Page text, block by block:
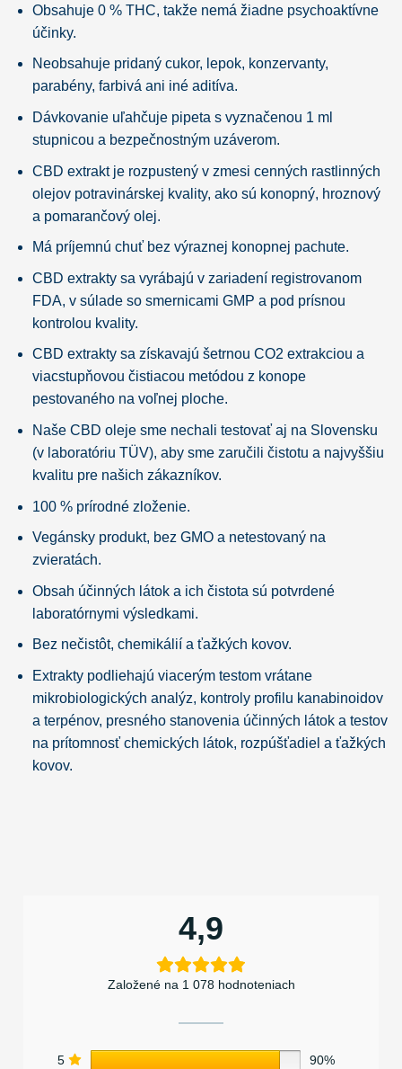
Obsahuje 0 % THC, takže nemá žiadne psychoaktívne
účinky.
Neobsahuje pridaný cukor, lepok, konzervanty,
parabény, farbivá ani iné aditíva.
Dávkovanie uľahčuje pipeta s vyznačenou 1 ml
stupnicou a bezpečnostným uzáverom.
CBD extrakt je rozpustený v zmesi cenných rastlinných
olejov potravinárskej kvality, ako sú konopný, hroznový
a pomarančový olej.
Má príjemnú chuť bez výraznej konopnej pachute.
CBD extrakty sa vyrábajú v zariadení registrovanom
FDA, v súlade so smernicami GMP a pod prísnou
kontrolou kvality.
CBD extrakty sa získavajú šetrnou CO2 extrakciou a
viacstupňovou čistiacou metódou z konope
pestovaného na voľnej ploche.
Naše CBD oleje sme nechali testovať aj na Slovensku
(v laboratóriu TÜV), aby sme zaručili čistotu a najvyššiu
kvalitu pre našich zákazníkov.
100 % prírodné zloženie.
Vegánsky produkt, bez GMO a netestovaný na
zvieratách.
Obsah účinných látok a ich čistota sú potvrdené
laboratórnymi výsledkami.
Bez nečistôt, chemikálií a ťažkých kovov.
Extrakty podliehajú viacerým testom vrátane
mikrobiologických analýz, kontroly profilu kanabinoidov
a terpénov, presného stanovenia účinných látok a testov
na prítomnosť chemických látok, rozpúšťadiel a ťažkých
kovov.
4,9
Založené na 1 078 hodnoteniach
5
90%